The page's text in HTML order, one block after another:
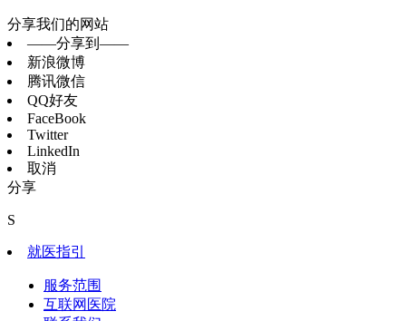
分享我们的网站
——分享到——
新浪微博
腾讯微信
QQ好友
FaceBook
Twitter
LinkedIn
取消
分享
S
就医指引
服务范围
互联网医院